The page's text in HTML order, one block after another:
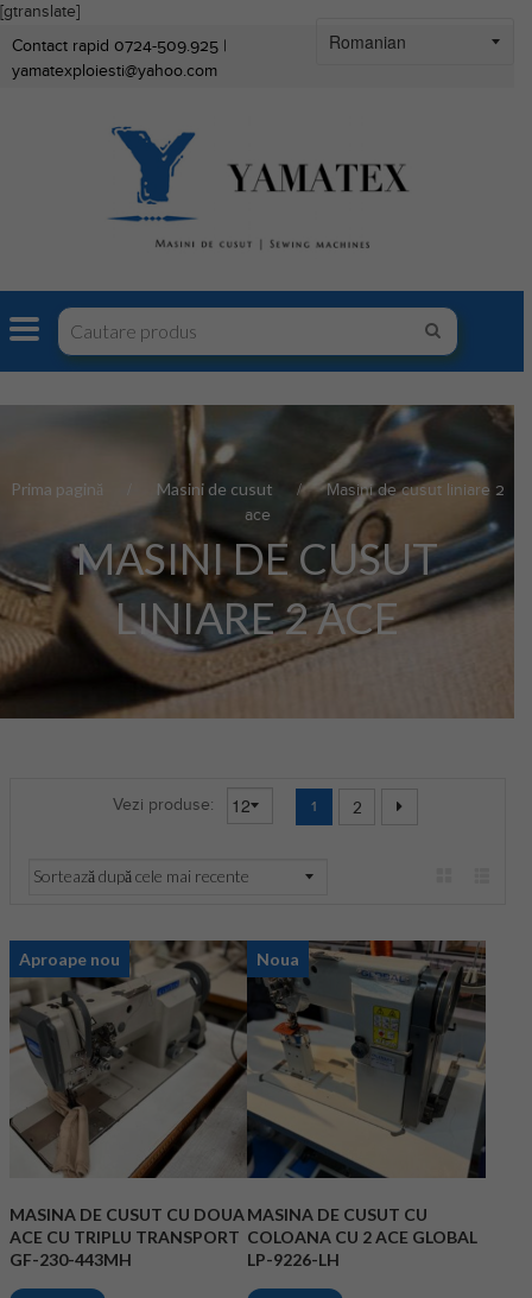
[gtranslate]
Contact rapid 0724-509.925 |
yamatexploiesti@yahoo.com
Prima pagină Masini de cusut
Masini de cusut liniare 2
ace
MASINI DE CUSUT
LINIARE 2 ACE
Vezi produse: 1 2
Aproape nou
MASINA DE CUSUT CU DOUA
ACE CU TRIPLU TRANSPORT
GF-230-443MH
Noua
MASINA DE CUSUT CU
COLOANA CU 2 ACE GLOBAL
LP-9226-LH